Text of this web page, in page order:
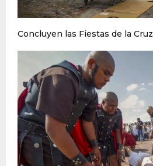
Concluyen las Fiestas de la Cruz